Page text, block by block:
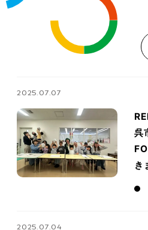
2025.07.07
呉
き
2025.07.04